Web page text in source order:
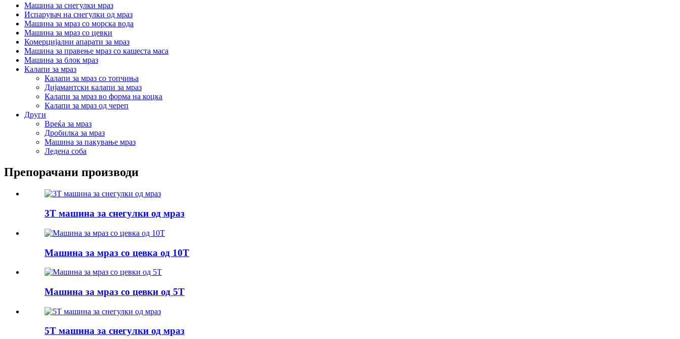
Машина за снегулки мраз
Испарувач на снегулки од мраз
Машина за мраз со морска вода
Машина за мраз со цевки
Комерцијални апарати за мраз
Машина за правење мраз со кашеста маса
Машина за блок мраз
Калапи за мраз
Калапи за мраз со топчиња
Дијамантски калапи за мраз
Калапи за мраз во форма на коцка
Калапи за мраз од череп
Други
Вреќа за мраз
Дробилка за мраз
Машина за пакување мраз
Ледена соба
Препорачани производи
3T машина за снегулки од мраз
Машина за мраз со цевка од 10T
Машина за мраз со цевки од 5T
5T машина за снегулки од мраз